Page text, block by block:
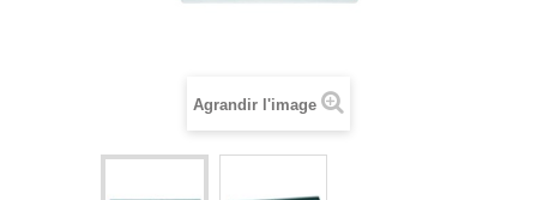
Agrandir l'image